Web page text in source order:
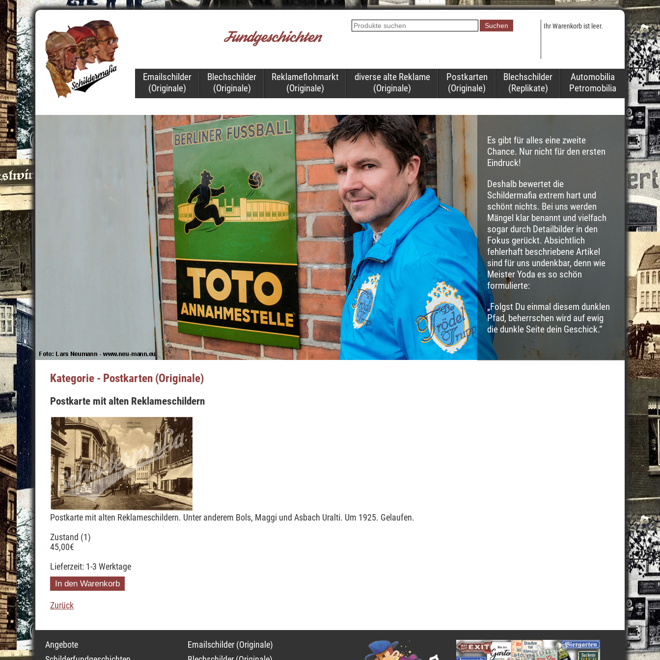
Ihr Warenkorb ist leer.
Navigation
überspringen
Emailschilder
(Originale)
Blechschilder
(Originale)
Reklameflohmarkt
(Originale)
diverse alte Reklame
(Originale)
Postkarten
(Originale)
Blechschilder
(Replikate)
Automobilia
Petromobilia
Es gibt für alles eine zweite
Chance. Nur nicht für den ersten
Eindruck!
Deshalb bewertet die
Schildermafia extrem hart und
schönt nichts. Bei uns werden
Mängel klar benannt und vielfach
sogar durch Detailbilder in den
Fokus gerückt. Absichtlich
fehlerhaft beschriebene Artikel
sind für uns undenkbar, denn wie
Meister Yoda es so schön
formulierte:
„Folgst Du einmal diesem dunklen
Pfad, beherrschen wird auf ewig
die dunkle Seite dein Geschick.“
Kategorie - Postkarten (Originale)
Postkarte mit alten Reklameschildern
Postkarte mit alten Reklameschildern. Unter anderem Bols, Maggi und Asbach Uralti. Um 1925. Gelaufen.
Zustand (1)
45,00€
Lieferzeit: 1-3 Werktage
Zurück
Navigation
überspringen
Angebote
Navigation
überspringen
Emailschilder (Originale)